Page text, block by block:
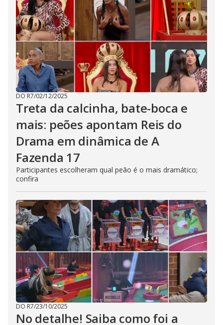
DO R7/02/12/2025
Treta da calcinha, bate-boca e
mais: peões apontam Reis do
Drama em dinâmica de A
Fazenda 17
Participantes escolheram qual peão é o mais dramático;
confira
DO R7/23/10/2025
No detalhe! Saiba como foi a